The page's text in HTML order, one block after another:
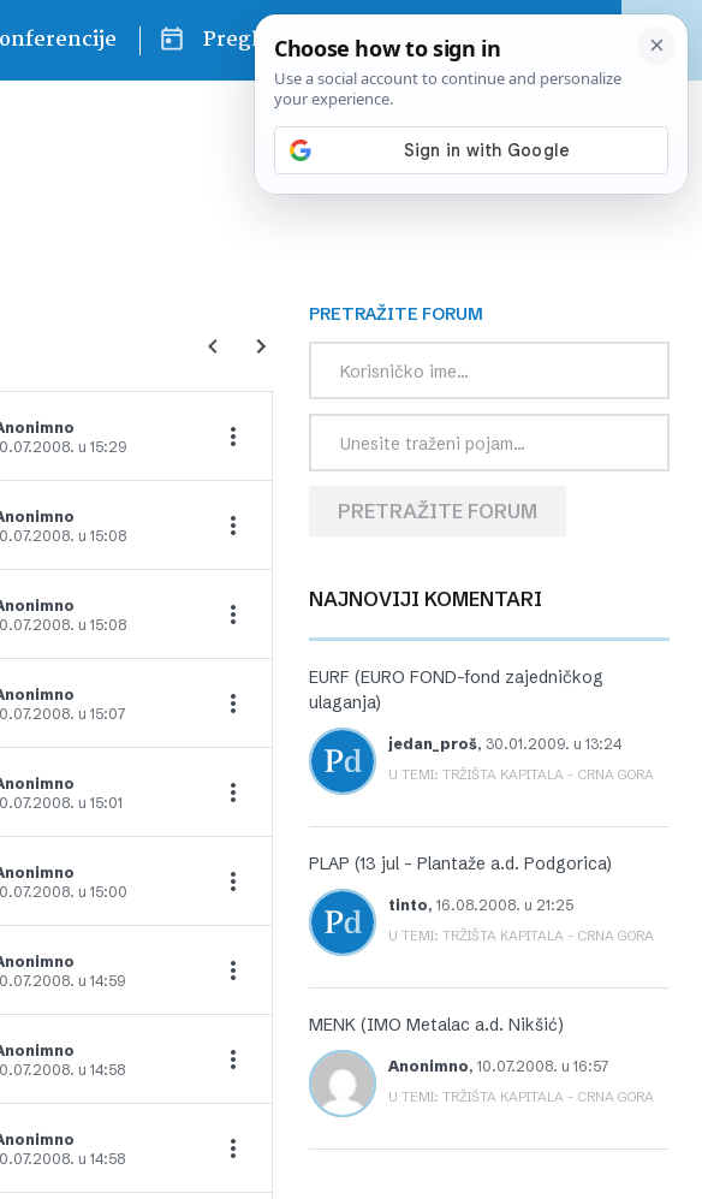
Pregled dana
u 15:29
Dodajte u favorite
u 15:08
Dodajte u favorite
u 15:08
Dodajte u favorite
u 15:07
Dodajte u favorite
u 15:01
Dodajte u favorite
u 15:00
Dodajte u favorite
u 14:59
Dodajte u favorite
u 14:58
Dodajte u favorite
u 14:58
PRETRAŽITE FORUM
PRETRAŽITE FORUM
NAJNOVIJI KOMENTARI
EURF (EURO FOND-fond zajedničkog
ulaganja)
jedan_proš, 30.01.2009. u 13:24
U TEMI: TRŽIŠTA KAPITALA – CRNA GORA
PLAP (13 jul – Plantaže a.d. Podgorica)
tinto, 16.08.2008. u 21:25
U TEMI: TRŽIŠTA KAPITALA – CRNA GORA
MENK (IMO Metalac a.d. Nikšić)
Anonimno, 10.07.2008. u 16:57
U TEMI: TRŽIŠTA KAPITALA – CRNA GORA